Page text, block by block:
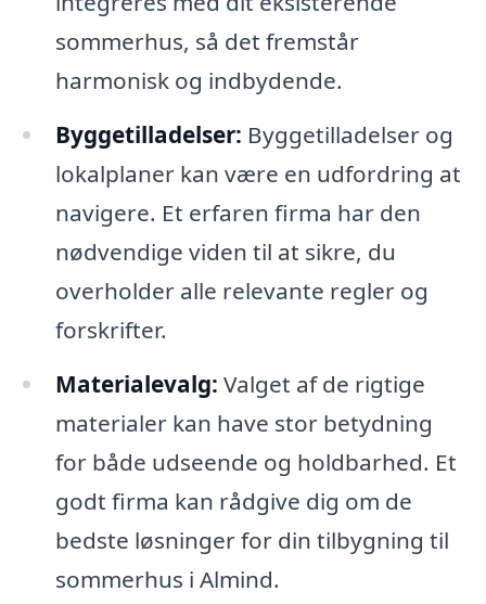
sommerhus, så det fremstår
harmonisk og indbydende.
Byggetilladelser: Byggetilladelser og
lokalplaner kan være en udfordring at
navigere. Et erfaren firma har den
nødvendige viden til at sikre, du
overholder alle relevante regler og
forskrifter.
Materialevalg: Valget af de rigtige
materialer kan have stor betydning
for både udseende og holdbarhed. Et
godt firma kan rådgive dig om de
bedste løsninger for din tilbygning til
sommerhus i Almind.